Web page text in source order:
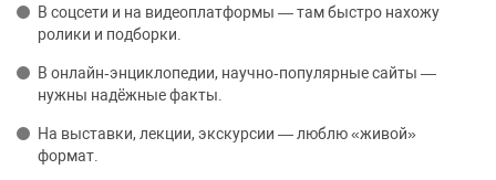
В соцсети и на видеоплатформы — там быстро нахожу
ролики и подборки.
В онлайн‑энциклопедии, научно‑популярные сайты —
нужны надёжные факты.
На выставки, лекции, экскурсии — люблю «живой»
формат.